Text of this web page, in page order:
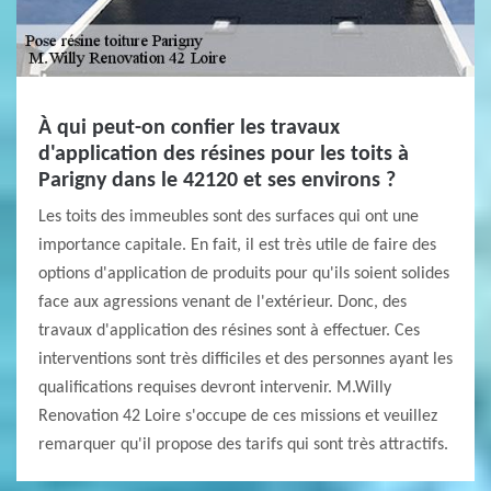
À qui peut-on confier les travaux
d'application des résines pour les toits à
Parigny dans le 42120 et ses environs ?
Les toits des immeubles sont des surfaces qui ont une
importance capitale. En fait, il est très utile de faire des
options d'application de produits pour qu'ils soient solides
face aux agressions venant de l'extérieur. Donc, des
travaux d'application des résines sont à effectuer. Ces
interventions sont très difficiles et des personnes ayant les
qualifications requises devront intervenir. M.Willy
Renovation 42 Loire s'occupe de ces missions et veuillez
remarquer qu'il propose des tarifs qui sont très attractifs.